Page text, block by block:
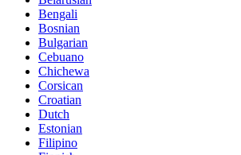
Bengali
Bosnian
Bulgarian
Cebuano
Chichewa
Corsican
Croatian
Dutch
Estonian
Filipino